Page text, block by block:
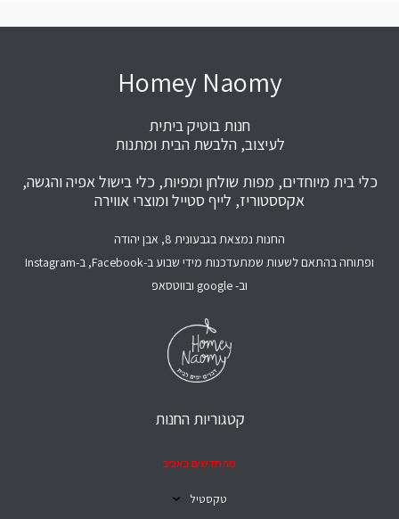
Homey Naomy
חנות בוטיק ביתית
לעיצוב, הלבשת הבית ומתנות
כלי בית מיוחדים, מפות שולחן ומפיות, כלי בישול אפיה והגשה,
אקססטוריז, לייף סטייל ומוצרי אווירה
החנות נמצאת בגבעונית 8, אבן יהודה
ופתוחה בהתאם לשעות שמתעדכנות מידי שבוע ב-Facebook, ב-Instagram
וב- google ובווטסאפ
קטגוריות החנות
מתחדשים באביב
טקסטיל